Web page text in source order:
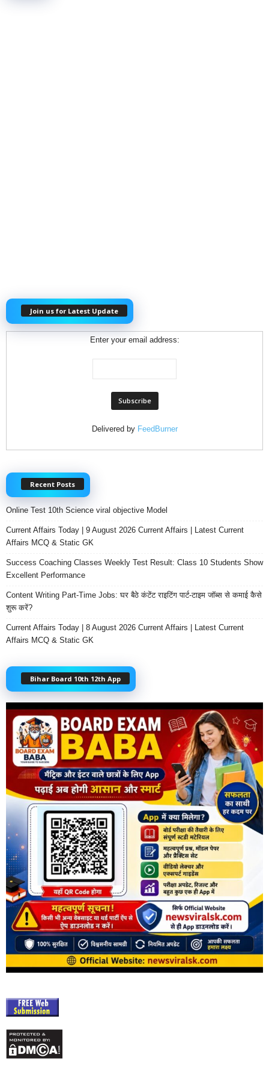
Join us for Latest Update
Enter your email address:
Delivered by FeedBurner
Recent Posts
Online Test 10th Science viral objective Model
Current Affairs Today | 9 August 2026 Current Affairs | Latest Current
Affairs MCQ & Static GK
Success Coaching Classes Weekly Test Result: Class 10 Students Show
Excellent Performance
Content Writing Part-Time Jobs: घर बैठे कंटेंट राइटिंग पार्ट-टाइम जॉब्स से कमाई कैसे
शुरू करें?
Current Affairs Today | 8 August 2026 Current Affairs | Latest Current
Affairs MCQ & Static GK
Bihar Board 10th 12th App